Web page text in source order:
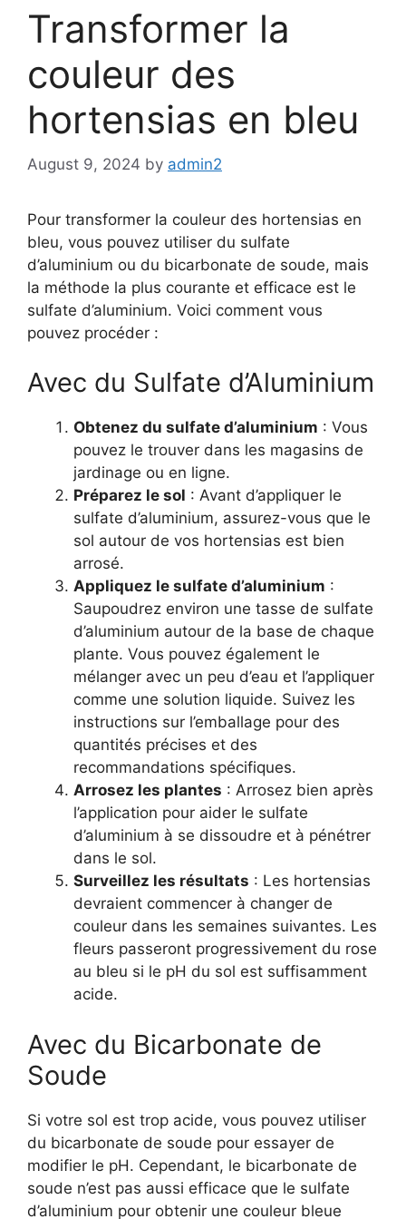
Transformer la
couleur des
hortensias en bleu
August 9, 2024 by admin2
Pour transformer la couleur des hortensias en
bleu, vous pouvez utiliser du sulfate
d’aluminium ou du bicarbonate de soude, mais
la méthode la plus courante et efficace est le
sulfate d’aluminium. Voici comment vous
pouvez procéder :
Avec du Sulfate d’Aluminium
Obtenez du sulfate d’aluminium : Vous
pouvez le trouver dans les magasins de
jardinage ou en ligne.
Préparez le sol : Avant d’appliquer le
sulfate d’aluminium, assurez-vous que le
sol autour de vos hortensias est bien
arrosé.
Appliquez le sulfate d’aluminium :
Saupoudrez environ une tasse de sulfate
d’aluminium autour de la base de chaque
plante. Vous pouvez également le
mélanger avec un peu d’eau et l’appliquer
comme une solution liquide. Suivez les
instructions sur l’emballage pour des
quantités précises et des
recommandations spécifiques.
Arrosez les plantes : Arrosez bien après
l’application pour aider le sulfate
d’aluminium à se dissoudre et à pénétrer
dans le sol.
Surveillez les résultats : Les hortensias
devraient commencer à changer de
couleur dans les semaines suivantes. Les
fleurs passeront progressivement du rose
au bleu si le pH du sol est suffisamment
acide.
Avec du Bicarbonate de
Soude
Si votre sol est trop acide, vous pouvez utiliser
du bicarbonate de soude pour essayer de
modifier le pH. Cependant, le bicarbonate de
soude n’est pas aussi efficace que le sulfate
d’aluminium pour obtenir une couleur bleue